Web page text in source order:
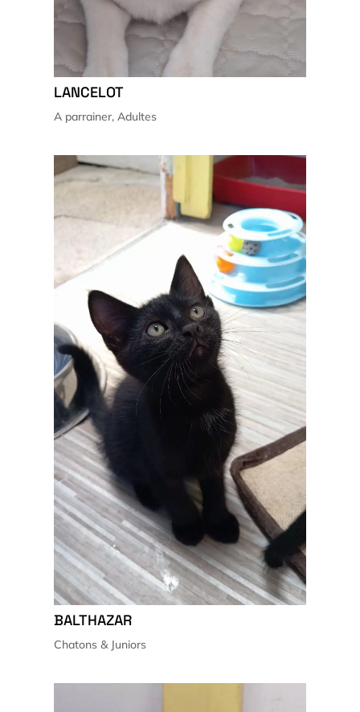
LANCELOT
A parrainer,Adultes
BALTHAZAR
Chatons & Juniors